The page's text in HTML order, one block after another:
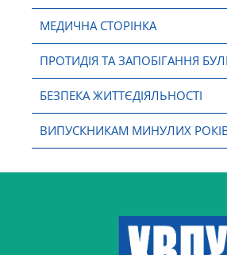
МЕДИЧНА СТОРІНКА
ПРОТИДІЯ ТА ЗАПОБІГАННЯ
БЕЗПЕКА ЖИТТЄДІЯЛЬНОСТІ
ВИПУСКНИКАМ МИНУЛИХ